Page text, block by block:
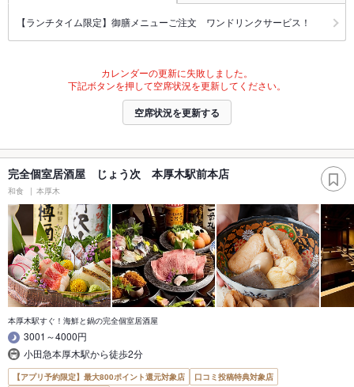
【ランチタイム限定】御膳メニューご注文 ワンドリンクサービス！
カレンダーの更新に失敗しました。
下記ボタンを押して空席状況を更新してください。
空席状況を更新する
完全個室居酒屋 じょう次 本厚木駅前本店
和食 本厚木
本厚木駅すぐ！海鮮と鍋の完全個室居酒屋
3001～4000円
小田急本厚木駅から徒歩2分
【アプリ予約限定】最大800ポイント還元対象店 口コミ投稿特典対象店